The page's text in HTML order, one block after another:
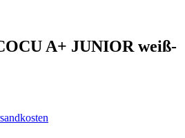
A+ JUNIOR weiß-